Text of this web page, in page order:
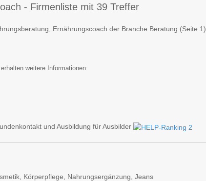
- Firmenliste mit 39 Treffer
Ernährungscoach der Branche Beratung (Seite 1)
weitere Informationen:
und Ausbildung für Ausbilder
Körperpflege, Nahrungsergänzung, Jeans